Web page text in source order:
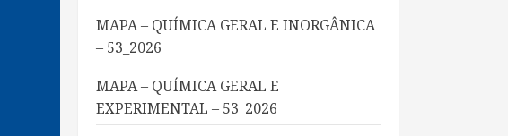
MAPA – QUÍMICA GERAL E INORGÂNICA
– 53_2026
MAPA – QUÍMICA GERAL E
EXPERIMENTAL – 53_2026